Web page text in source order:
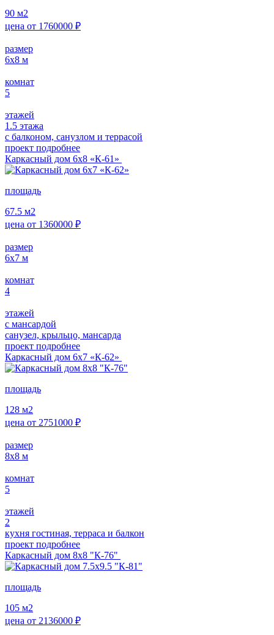
90 м2
цена от 1760000 ₽
размер
6х8 м
комнат
5
этажей
1.5 этажа
с балконом, санузлом и террасой
проект подробнее
Каркасный дом 6х8 «К-61»
площадь
67.5 м2
цена от 1360000 ₽
размер
6х7 м
комнат
4
этажей
с мансардой
санузел, крыльцо, мансарда
проект подробнее
Каркасный дом 6х7 «К-62»
площадь
128 м2
цена от 2751000 ₽
размер
8х8 м
комнат
5
этажей
2
кухня гостиная, терраса и балкон
проект подробнее
Каркасный дом 8х8 "К-76"
площадь
105 м2
цена от 2136000 ₽